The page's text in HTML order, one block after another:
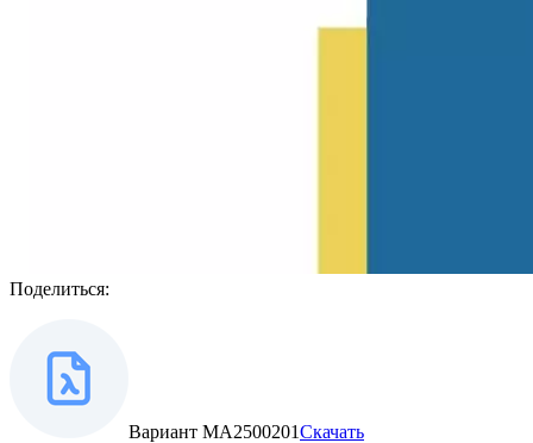
Поделиться:
Вариант МА2500201Скачать